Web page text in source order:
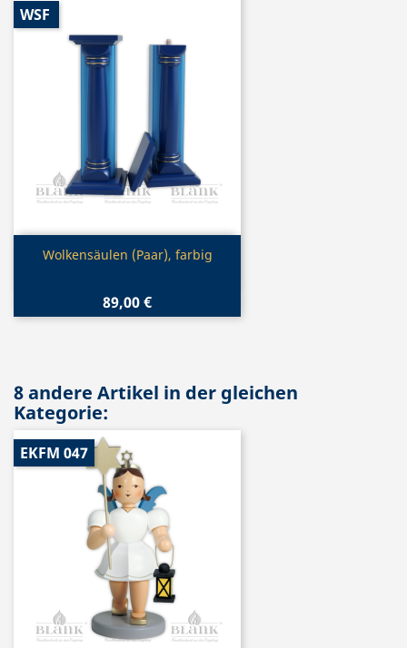
Vorschau
Wolkensäulen (Paar), farbig
89,00 €
WSF
8 andere Artikel in der gleichen
Kategorie:
EKFM 047